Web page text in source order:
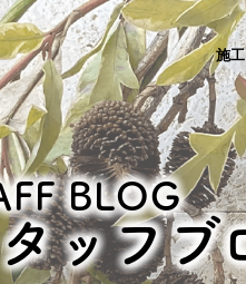
施
BLOG
ッフブ